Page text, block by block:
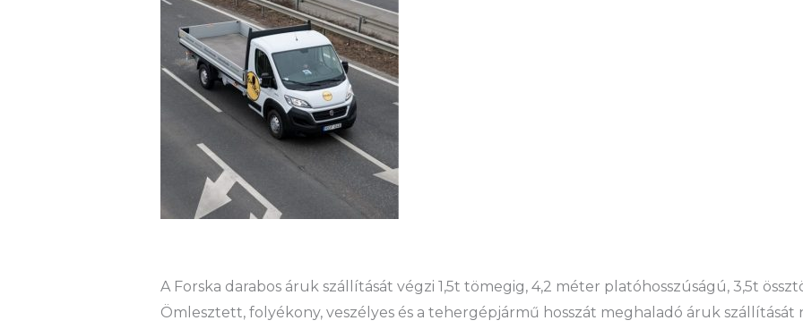
A Forska darabos áruk szállítását végzi 1,5t tömegig, 4,2 méter platóhosszúságú, 3,5t
Ömlesztett, folyékony, veszélyes és a tehergépjármű hosszát meghaladó áruk szállítását